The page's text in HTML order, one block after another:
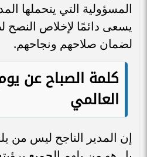
المسؤولية التي يتحملها
يسعى دائمًا لإخلاص النصح
لضمان صلاحهم ونجاحهم.
كلمة الصباح عن
العالمي
إن المدير الناجح ليس من